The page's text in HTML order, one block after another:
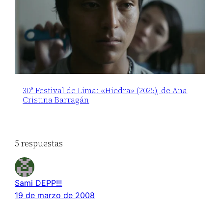
30° Festival de Lima: «Hiedra» (2025), de Ana
Cristina Barragán
5 respuestas
Sami DEPP!!!
19 de marzo de 2008